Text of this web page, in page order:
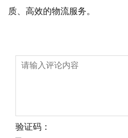
质、高效的物流服务。
验证码：